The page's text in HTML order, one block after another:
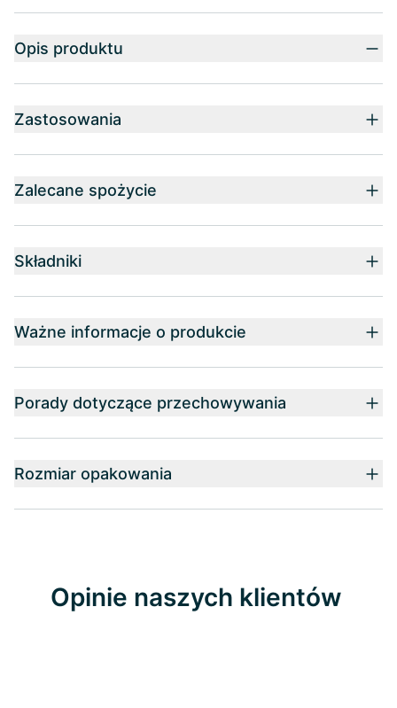
Opis produktu
Zastosowania
Zalecane spożycie
Składniki
Ważne informacje o produkcie
Porady dotyczące przechowywania
Rozmiar opakowania
Opinie naszych klientów